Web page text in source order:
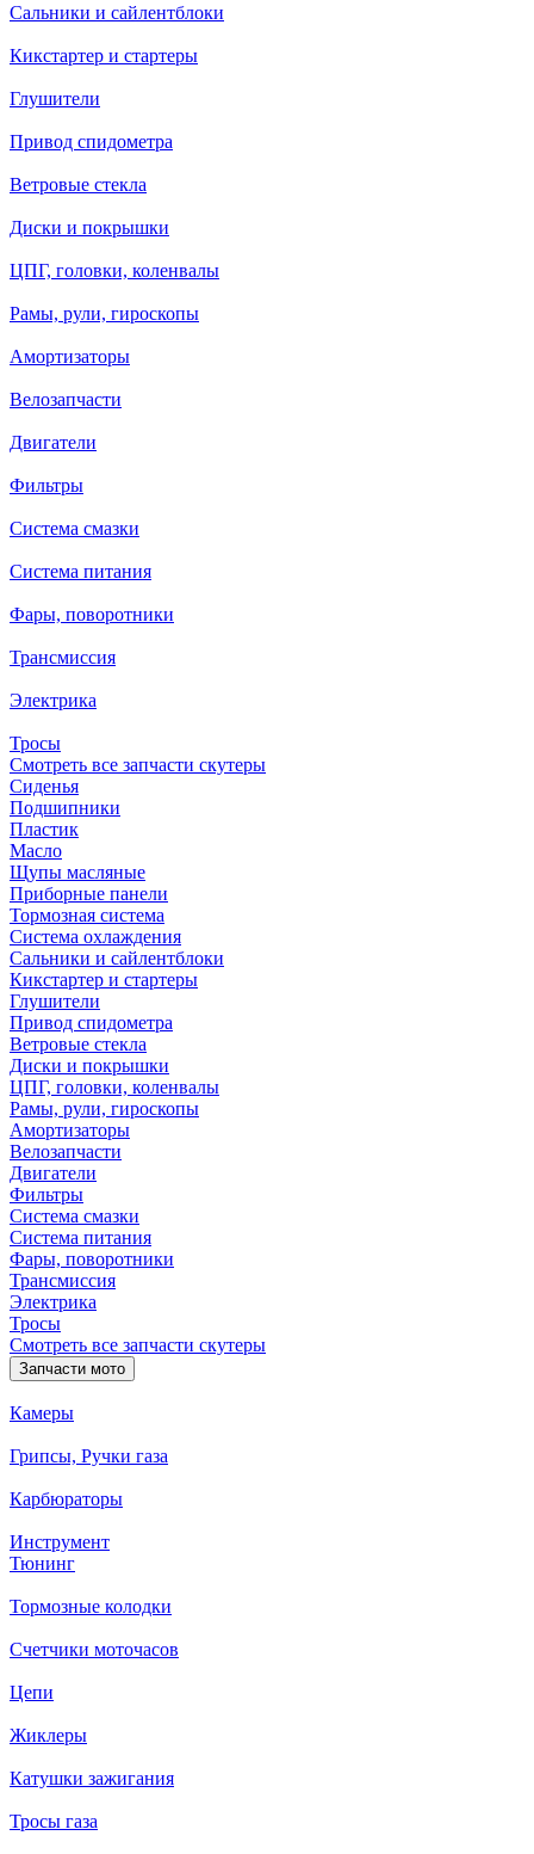
Сальники и сайлентблоки
Кикстартер и стартеры
Глушители
Привод спидометра
Ветровые стекла
Диски и покрышки
ЦПГ, головки, коленвалы
Рамы, рули, гироскопы
Амортизаторы
Велозапчасти
Двигатели
Фильтры
Система смазки
Система питания
Фары, поворотники
Трансмиссия
Электрика
Тросы
Смотреть все запчасти скутеры
Сиденья
Подшипники
Пластик
Масло
Щупы масляные
Приборные панели
Тормозная система
Система охлаждения
Сальники и сайлентблоки
Кикстартер и стартеры
Глушители
Привод спидометра
Ветровые стекла
Диски и покрышки
ЦПГ, головки, коленвалы
Рамы, рули, гироскопы
Амортизаторы
Велозапчасти
Двигатели
Фильтры
Система смазки
Система питания
Фары, поворотники
Трансмиссия
Электрика
Тросы
Смотреть все запчасти скутеры
Запчасти мото
Камеры
Грипсы, Ручки газа
Карбюраторы
Инструмент
Тюнинг
Тормозные колодки
Счетчики моточасов
Цепи
Жиклеры
Катушки зажигания
Тросы газа